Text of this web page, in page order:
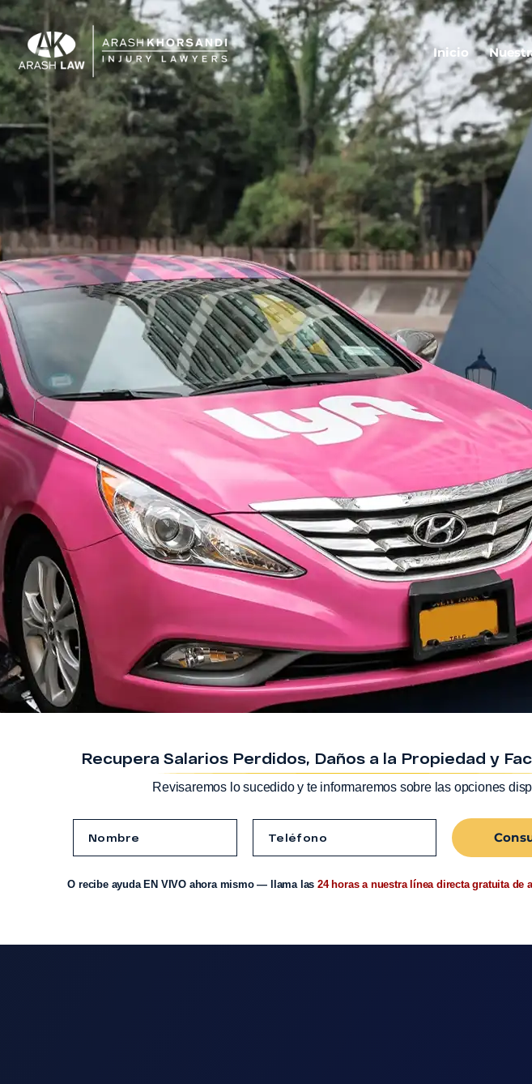
Inicio
Recupera Salarios Perdidos, Daños a la Propiedad y
Revisaremos lo sucedido y te informaremos sobre las opciones
O recibe ayuda EN VIVO ahora mismo — llama las24 horas a nuestra línea directa gratuita de